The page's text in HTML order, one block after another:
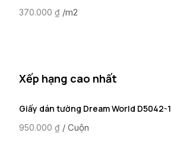
370.000 ₫ /m2
Xếp hạng cao nhất
Giấy dán tường Dream World D5042-1
950.000 ₫ / Cuộn